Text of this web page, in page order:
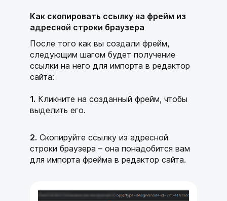
Как скопировать ссылку на фрейм из
адресной строки браузера
После того как вы создали фрейм,
следующим шагом будет получение
ссылки на него для импорта в редактор
сайта:
1. Кликните на созданный фрейм, чтобы
выделить его.
2. Скопируйте ссылку из адресной
строки браузера – она понадобится вам
для импорта фрейма в редактор сайта.